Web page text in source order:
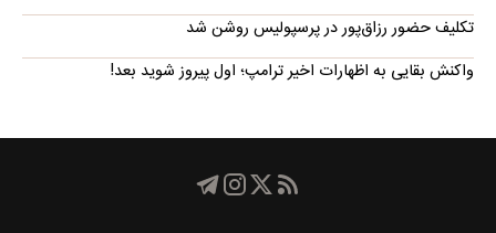
تکلیف حضور رزاق‌پور در پرسپولیس روشن شد
واکنش بقایی به اظهارات اخیر ترامپ؛ اول پیروز شوید بعد!